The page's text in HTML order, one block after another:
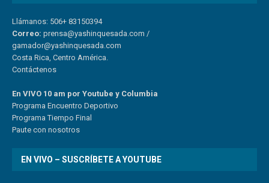
Llámanos: 506+ 83150394
Correo: prensa@yashinquesada.com /
gamador@yashinquesada.com
Costa Rica, Centro América.
Contáctenos
En VIVO 10 am por Youtube y Columbia
Programa Encuentro Deportivo
Programa Tiempo Final
Paute con nosotros
EN VIVO – SUSCRÍBETE A YOUTUBE